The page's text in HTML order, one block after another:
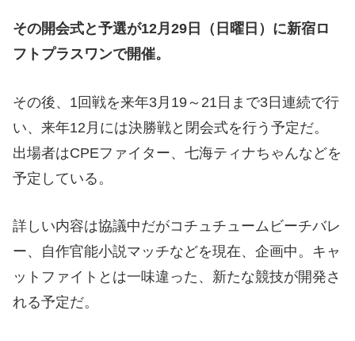
その開会式と予選が12月29日（日曜日）に新宿ロ
フトプラスワンで開催。
その後、1回戦を来年3月19～21日まで3日連続で行
い、来年12月には決勝戦と閉会式を行う予定だ。
出場者はCPEファイター、七海ティナちゃんなどを
予定している。
詳しい内容は協議中だがコチュチュームビーチバレ
ー、自作官能小説マッチなどを現在、企画中。キャ
ットファイトとは一味違った、新たな競技が開発さ
れる予定だ。